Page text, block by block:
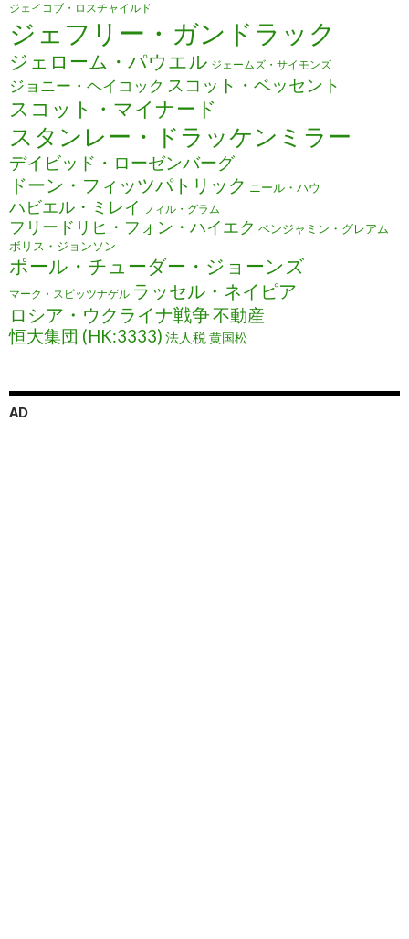
ジェイコブ・ロスチャイルド
ジェフリー・ガンドラック
ジェローム・パウエル ジェームズ・サイモンズ
ジョニー・ヘイコック スコット・ベッセント
スコット・マイナード
スタンレー・ドラッケンミラー
デイビッド・ローゼンバーグ
ドーン・フィッツパトリック ニール・ハウ
ハビエル・ミレイ フィル・グラム
フリードリヒ・フォン・ハイエク ベンジャミン・グレアム
ボリス・ジョンソン
ポール・チューダー・ジョーンズ
マーク・スピッツナゲル ラッセル・ネイピア
ロシア・ウクライナ戦争不動産
恒大集団 (HK:3333) 法人税黄国松
AD